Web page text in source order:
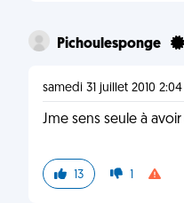
Pichoulesponge
samedi 31 juillet 2010 2:04
Jme sens seule à
13 1